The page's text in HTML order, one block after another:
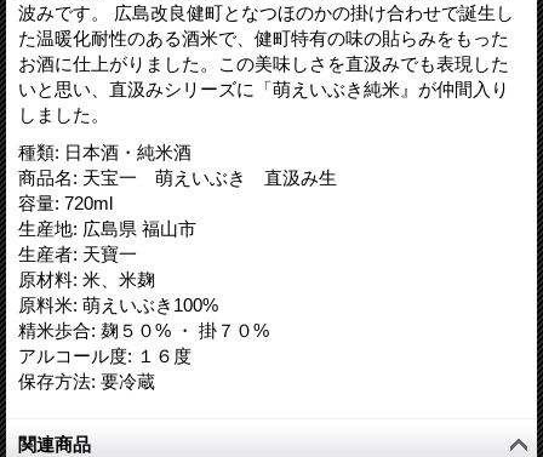
波みです。 広島改良健町となつほのかの掛け合わせで誕生し
た温暖化耐性のある酒米で、健町特有の味の貼らみをもった
お酒に仕上がりました。この美味しさを直汲みでも表現した
いと思い、直汲みシリーズに「萌えいぶき純米』が仲間入り
しました。
種類: 日本酒・純米酒
商品名: 天宝一 萌えいぶき 直汲み生
容量: 720ml
生産地: 広島県 福山市
生産者: 天寶一
原材料: 米、米麹
原料米: 萌えいぶき100%
精米歩合: 麹５０% ・ 掛７０%
アルコール度: １６度
保存方法: 要冷蔵
関連商品